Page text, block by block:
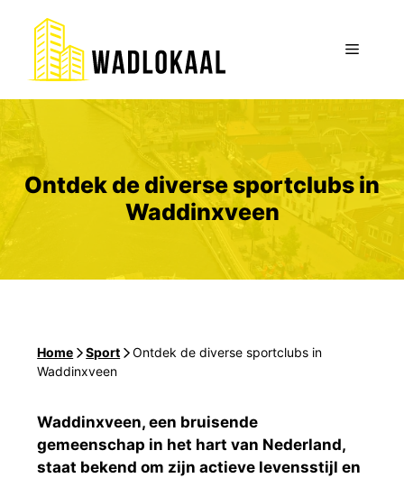
inhoud
Menu
Ontdek de diverse sportclubs in
Waddinxveen
Home -Sport -Ontdek de diverse sportclubs in
Waddinxveen
Waddinxveen, een bruisende
gemeenschap in het hart van Nederland,
staat bekend om zijn actieve levensstijl en